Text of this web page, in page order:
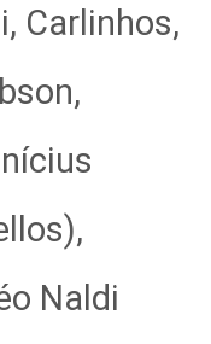
Carlinhos,
Naldi